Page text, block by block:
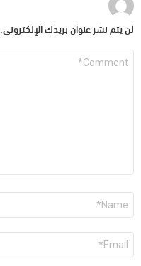
لن يتم نشر عنوان بريدك الإلكتروني.
البريد
الإلكتروني
*